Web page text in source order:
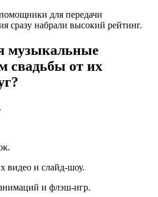
для передачи
сразу набрали высокий рейтинг.
музыкальные
свадьбы от их
видео и слайд-шоу.
и флэш-игр.